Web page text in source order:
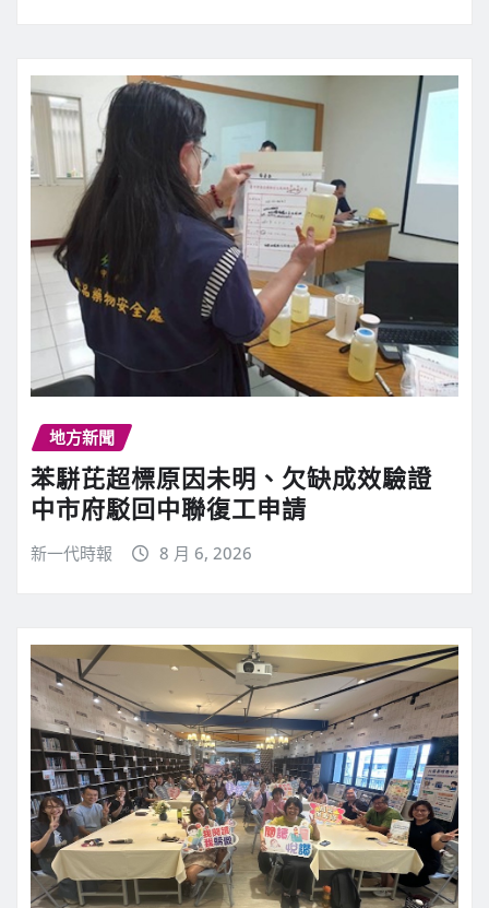
地方新聞
苯駢芘超標原因未明、欠缺成效驗證
中市府駁回中聯復工申請
新一代時報 8 月 6, 2026